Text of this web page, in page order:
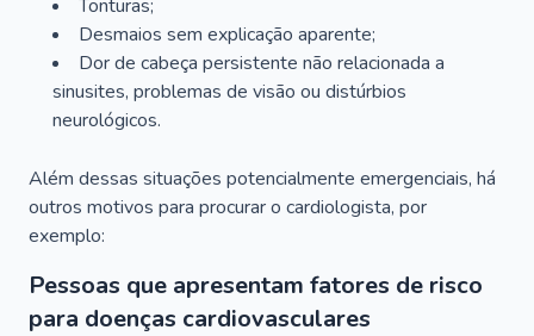
Tonturas;
Desmaios sem explicação aparente;
Dor de cabeça persistente não relacionada a
sinusites, problemas de visão ou distúrbios
neurológicos.
Além dessas situações potencialmente emergenciais, há
outros motivos para procurar o cardiologista, por
exemplo:
Pessoas que apresentam fatores de risco
para doenças cardiovasculares